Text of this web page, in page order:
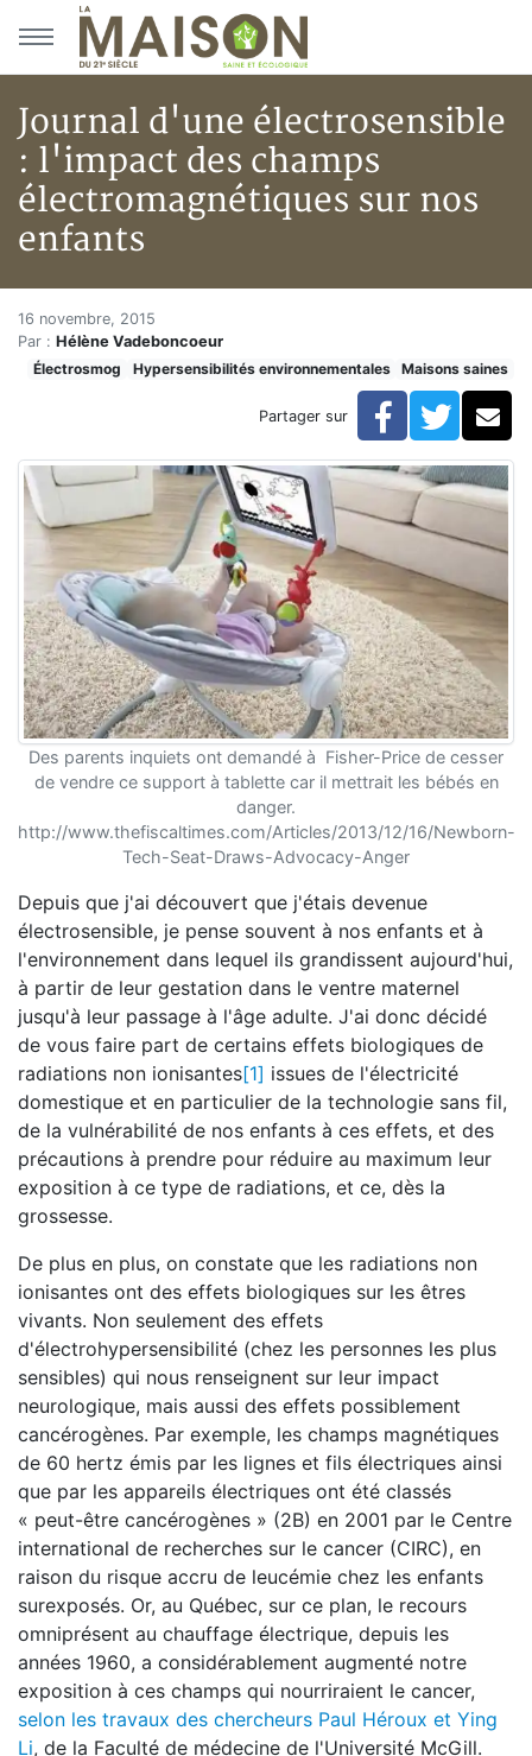
Aller au menu principal
Aller au contenu principal
Journal d'une électrosensible
: l'impact des champs
électromagnétiques sur nos
enfants
Accueil
Articles
Maisons saines
Hypersensibilités environnementales
Journal d'une électrosensible : l'impact des champs
Journal d'une électrosensible
16 novembre, 2015
Par : Hélène Vadeboncoeur
Électrosmog
Hypersensibilités environnementales Maisons saines
Partager sur Facebook
Des parents inquiets ont demandé à Fisher-Price de cesser
de vendre ce support à tablette car il mettrait les bébés en
danger.
http://www.thefiscaltimes.com/Articles/2013/12/16/Newborn-
Tech-Seat-Draws-Advocacy-Anger
Depuis que j'ai découvert que j'étais devenue
électrosensible, je pense souvent à nos enfants et à
l'environnement dans lequel ils grandissent aujourd'hui,
à partir de leur gestation dans le ventre maternel
jusqu'à leur passage à l'âge adulte. J'ai donc décidé
de vous faire part de certains effets biologiques de
radiations non ionisantes[1] issues de l'électricité
domestique et en particulier de la technologie sans fil,
de la vulnérabilité de nos enfants à ces effets, et des
précautions à prendre pour réduire au maximum leur
exposition à ce type de radiations, et ce, dès la
grossesse.
De plus en plus, on constate que les radiations non
ionisantes ont des effets biologiques sur les êtres
vivants. Non seulement des effets
d'électrohypersensibilité (chez les personnes les plus
sensibles) qui nous renseignent sur leur impact
neurologique, mais aussi des effets possiblement
cancérogènes. Par exemple, les champs magnétiques
de 60 hertz émis par les lignes et fils électriques ainsi
que par les appareils électriques ont été classés
« peut-être cancérogènes » (2B) en 2001 par le Centre
international de recherches sur le cancer (CIRC), en
raison du risque accru de leucémie chez les enfants
surexposés. Or, au Québec, sur ce plan, le recours
omniprésent au chauffage électrique, depuis les
années 1960, a considérablement augmenté notre
exposition à ces champs qui nourriraient le cancer,
selon les travaux des chercheurs Paul Héroux et Ying
Li, de la Faculté de médecine de l'Université McGill.